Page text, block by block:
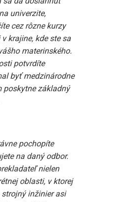
univerzite,
cez rôzne kurzy
krajine, kde ste sa
materinského.
potvrdíte
byť medzinárodne
poskytne základný
pochopíte
na daný odbor.
nielen
oblasti, v ktorej
strojný inžinier asi